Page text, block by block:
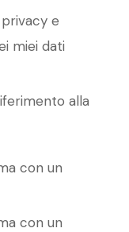
e
miei dati
alla
con un
con un